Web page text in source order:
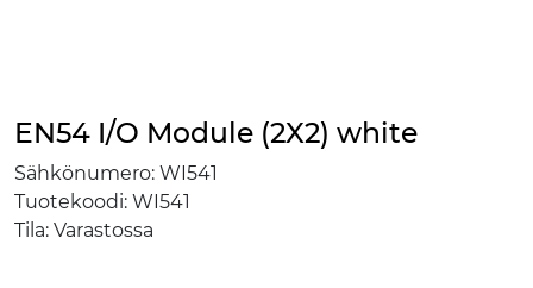
EN54 I/O Module (2X2) white
Sähkönumero: WI541
Tuotekoodi: WI541
Tila: Varastossa